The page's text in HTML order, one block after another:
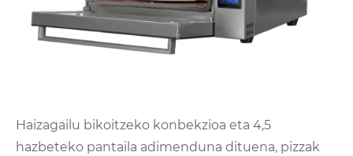
Haizagailu bikoitzeko konbekzioa eta 4,5
hazbeteko pantaila adimenduna dituena, pizzak